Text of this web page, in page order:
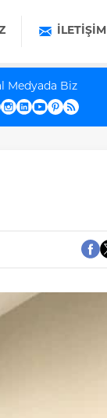
İLETIŞIM
Medyada Biz